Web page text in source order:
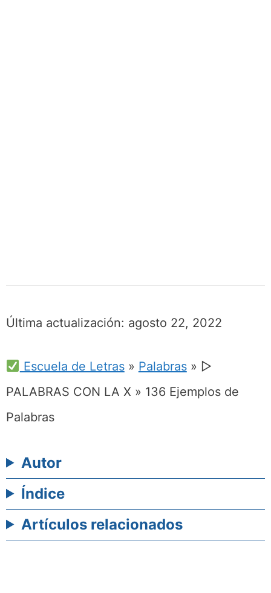
Última actualización: agosto 22, 2022
Escuela de Letras» Palabras» ▷
PALABRAS CON LA X » 136 Ejemplos de
Palabras
Autor
Índice
Artículos relacionados